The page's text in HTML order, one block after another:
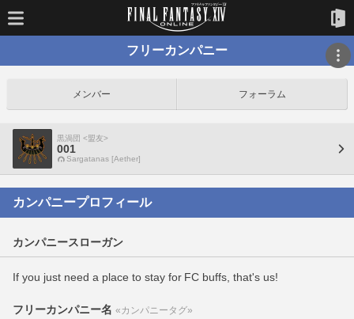
フリーカンパニー
メンバー フォーラム
黒渦団 <盟友>
001
Sargatanas [Aether]
カンパニープロフィール
カンパニースローガン
If you just need a place to stay for FC buffs, that's us!
フリーカンパニー名 «カンパニータグ»